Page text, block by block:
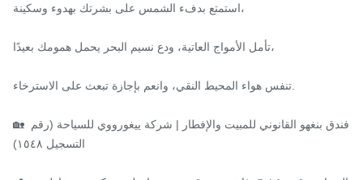
استمتع بدفء الشمس على بشرتك بهدوء وسكينة،
تأمل الأمواج العاتية، ودع نسيم البحر يحمل همومك بعيدًا،
تنفس هواء المحيط النقي، وانعم بإجازة تبعث على الاسترخاء.
🏡 فندق بنغهو القانوني للمبيت والإفطار | شركة ييغورووي للسياحة (رقم
التسجيل ١٥٤٨)